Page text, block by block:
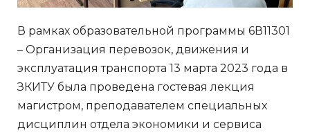
В рамках образовательной программы 6В11301
– Организация перевозок, движения и
эксплуатация транспорта 13 марта 2023 года в
ЗКИТУ была проведена гостевая лекция
магистром, преподавателем специальных
дисциплин отдела экономики и сервиса